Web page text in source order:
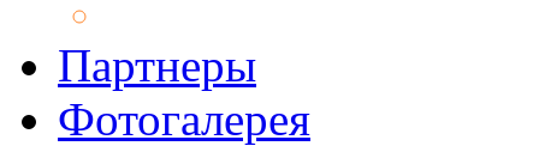
Партнеры
Фотогалерея